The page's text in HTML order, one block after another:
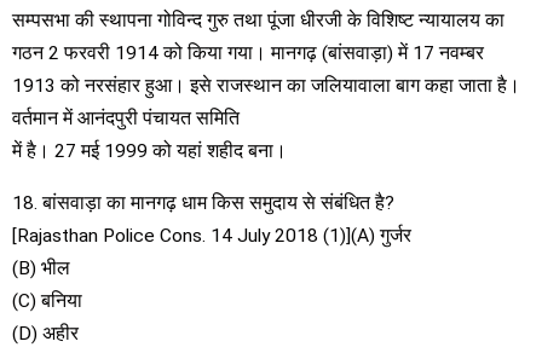
सम्पसभा की स्थापना गोविन्द गुरु तथा पूंजा धीरजी के विशिष्ट न्यायालय का
गठन 2 फरवरी 1914 को किया गया। मानगढ़ (बांसवाड़ा) में 17 नवम्बर
1913 को नरसंहार हुआ। इसे राजस्थान का जलियावाला बाग कहा जाता है।
वर्तमान में आनंदपुरी पंचायत समिति
में है। 27 मई 1999 को यहां शहीद बना।
18. बांसवाड़ा का मानगढ़ धाम किस समुदाय से संबंधित है?
[Rajasthan Police Cons. 14 July 2018 (1)](A) गुर्जर
(B) भील
(C) बनिया
(D) अहीर